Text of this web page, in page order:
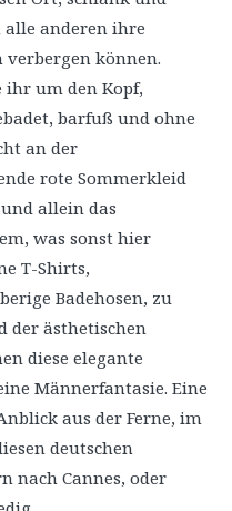
alle anderen ihre
können.
um den Kopf,
barfuß und ohne
an der
rote Sommerkleid
allein das
was sonst hier
T-Shirts,
Badehosen, zu
der ästhetischen
diese elegante
Männerfantasie. Eine
aus der Ferne, im
deutschen
nach Cannes, oder